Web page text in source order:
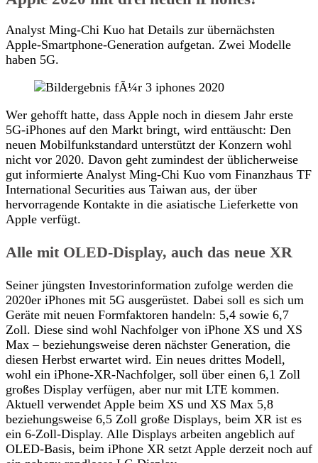
Analyst Ming-Chi Kuo hat Details zur übernächsten
Apple-Smartphone-Generation aufgetan. Zwei Modelle
haben 5G.
Wer gehofft hatte, dass Apple noch in diesem Jahr erste
5G-iPhones auf den Markt bringt, wird enttäuscht: Den
neuen Mobilfunkstandard unterstützt der Konzern wohl
nicht vor 2020. Davon geht zumindest der üblicherweise
gut informierte Analyst Ming-Chi Kuo vom Finanzhaus TF
International Securities aus Taiwan aus, der über
hervorragende Kontakte in die asiatische Lieferkette von
Apple verfügt.
Alle mit OLED-Display, auch das neue XR
Seiner jüngsten Investorinformation zufolge werden die
2020er iPhones mit 5G ausgerüstet. Dabei soll es sich um
Geräte mit neuen Formfaktoren handeln: 5,4 sowie 6,7
Zoll. Diese sind wohl Nachfolger von iPhone XS und XS
Max – beziehungsweise deren nächster Generation, die
diesen Herbst erwartet wird. Ein neues drittes Modell,
wohl ein iPhone-XR-Nachfolger, soll über einen 6,1 Zoll
großes Display verfügen, aber nur mit LTE kommen.
Aktuell verwendet Apple beim XS und XS Max 5,8
beziehungsweise 6,5 Zoll große Displays, beim XR ist es
ein 6-Zoll-Display. Alle Displays arbeiten angeblich auf
OLED-Basis, beim iPhone XR setzt Apple derzeit noch auf